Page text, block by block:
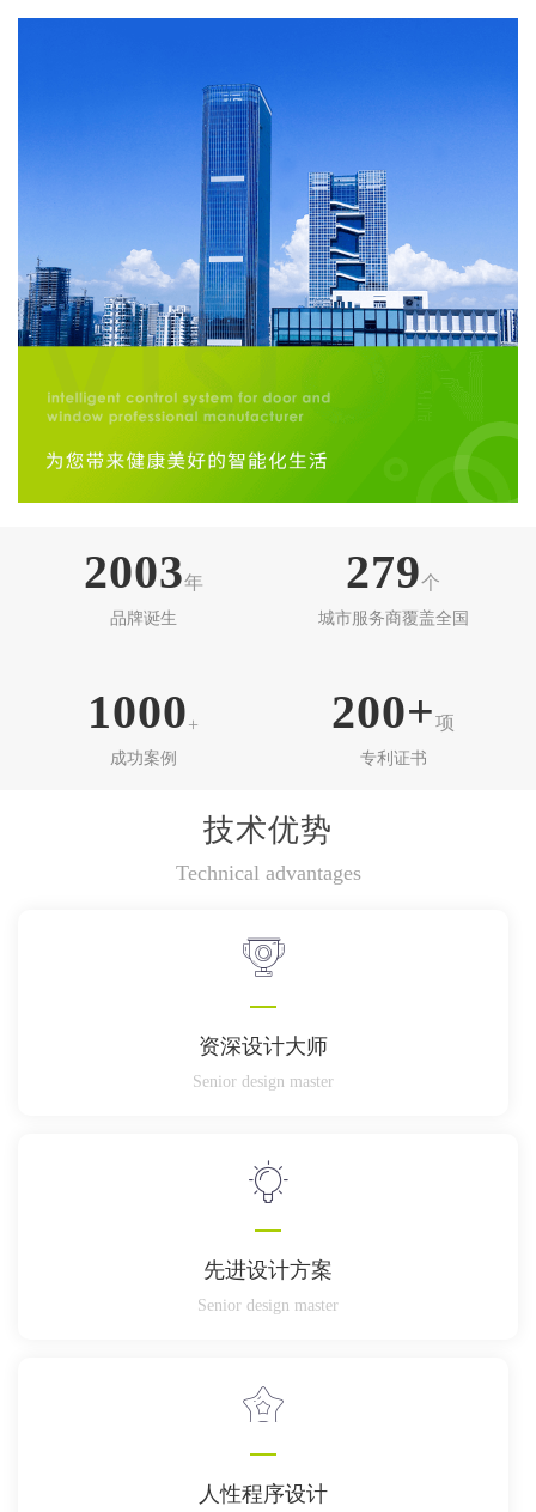
2003年
品牌诞生
279个
城市服务商覆盖全国
1000+
成功案例
200+项
专利证书
技术优势
Technical advantages
资深设计大师
Senior design master
先进设计方案
Senior design master
人性程序设计